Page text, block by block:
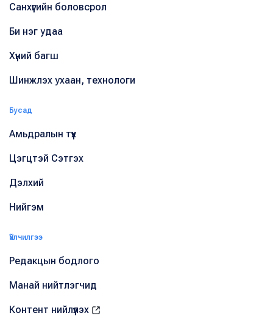
Санхүүгийн боловсрол
Би нэг удаа
Хүний багш
Шинжлэх ухаан, технологи
Бусад
Амьдралын түүх
Цэгцтэй Сэтгэх
Дэлхий
Нийгэм
Үйлчилгээ
Редакцын бодлого
Манай нийтлэгчид
Контент нийлүүлэх